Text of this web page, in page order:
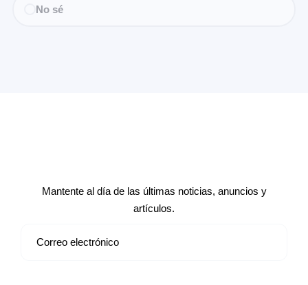
No sé
Mantente al día de las últimas noticias, anuncios y
artículos.